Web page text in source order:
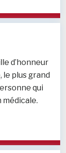
d’honneur
le plus grand
qui
médicale.